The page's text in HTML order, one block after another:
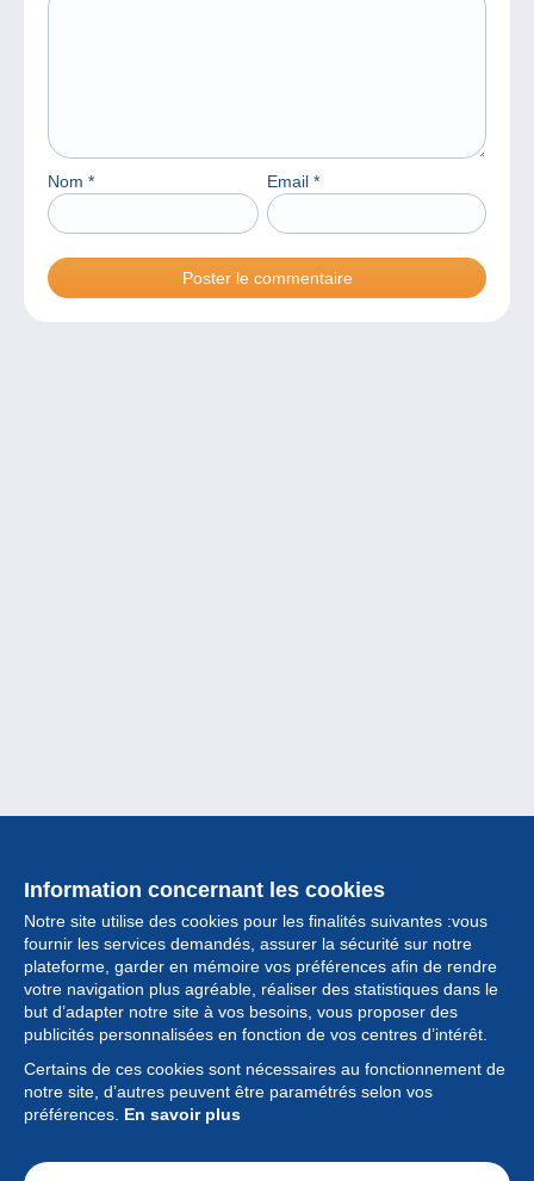
Nom * Email *
Information concernant les cookies
Notre site utilise des cookies pour les finalités suivantes :vous
fournir les services demandés, assurer la sécurité sur notre
plateforme, garder en mémoire vos préférences afin de rendre
votre navigation plus agréable, réaliser des statistiques dans le
but d’adapter notre site à vos besoins, vous proposer des
publicités personnalisées en fonction de vos centres d’intérêt.
Certains de ces cookies sont nécessaires au fonctionnement de
notre site, d’autres peuvent être paramétrés selon vos
préférences. En savoir plus
Collection
Actualités
Fonctionnalités
Société